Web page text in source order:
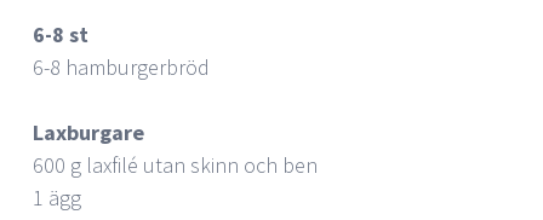
6-8 st
6-8 hamburgerbröd
Laxburgare
600 g laxfilé utan skinn och ben
1 ägg